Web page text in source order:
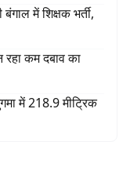
में शिक्षक भर्ती,
रहा कम दबाव का
में 218.9 मीट्रिक